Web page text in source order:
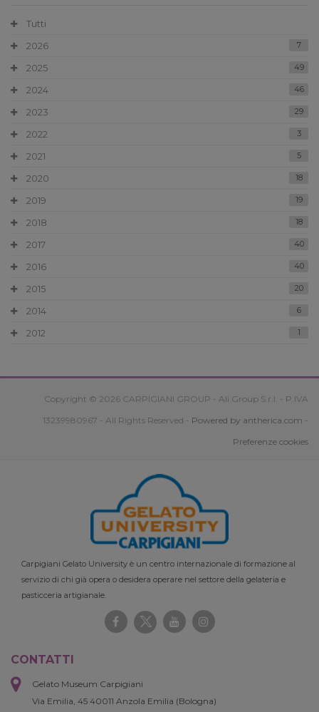
Tutti
2026
7
2025 49
2024 46
2023 29
2022 3
2021 5
2020 18
2019 19
2018 18
2017 40
2016 40
2015 20
2014 6
2012 1
Copyright © 2026 CARPIGIANI GROUP - Ali Group S.r.l. - P.IVA
13239980967 - All Rights Reserved - Powered by antherica.com -
Preferenze cookies
Carpigiani Gelato University è un centro internazionale di formazione al
servizio di chi già opera o desidera operare nel settore della gelateria e
pasticceria artigianale.
CONTATTI
Gelato Museum Carpigiani
Via Emilia, 45 40011 Anzola Emilia (Bologna)